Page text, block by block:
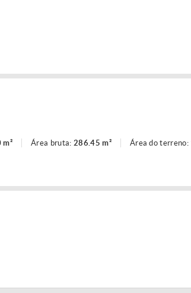
m² Área bruta: 286.45 m² Área do terreno: